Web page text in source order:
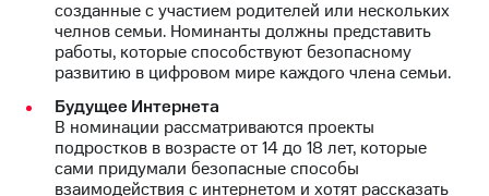
акций
Дивиденды
Рынок
облигаций
Описание
Еврооблигации-2023
Уведомление
о
созданные с участием родителей или нескольких
челнов семьи. Номинанты должны представить
работы, которые способствуют безопасному
развитию в цифровом мире каждого члена семьи.
Будущее Интернета
В номинации рассматриваются проекты
подростков в возрасте от 14 до 18 лет, которые
сами придумали безопасные способы
взаимодействия с интернетом и хотят рассказать